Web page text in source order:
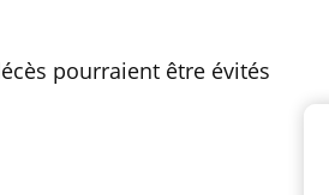
pourraient être évités